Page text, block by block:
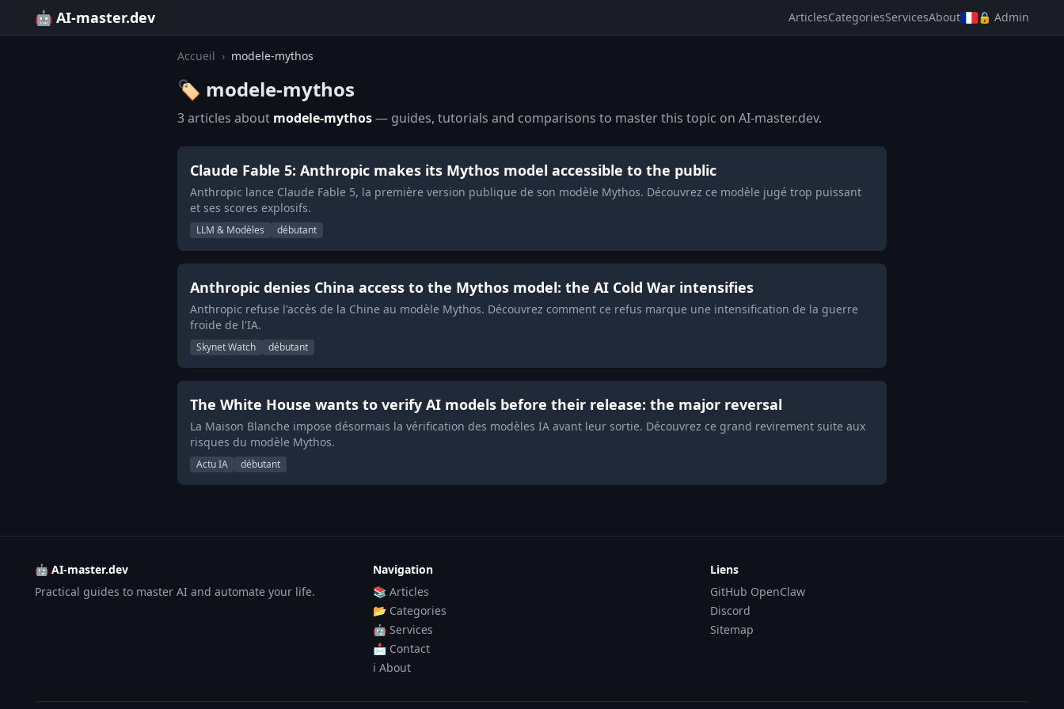
🤖 AI-master.dev ArticlesCategoriesServicesAbout 🔒 Admin
Accueil › modele-mythos
🏷️ modele-mythos
3 articles about modele-mythos— guides, tutorials and comparisons to master this topic on AI-master.dev.
Claude Fable 5: Anthropic makes its Mythos model accessible to the public
Anthropic lance Claude Fable 5, la première version publique de son modèle Mythos. Découvrez ce modèle jugé trop puissant
et ses scores explosifs.
LLM & Modèles débutant
Anthropic denies China access to the Mythos model: the AI Cold War intensifies
Anthropic refuse l'accès de la Chine au modèle Mythos. Découvrez comment ce refus marque une intensification de la guerre
froide de l'IA.
Skynet Watch débutant
The White House wants to verify AI models before their release: the major reversal
La Maison Blanche impose désormais la vérification des modèles IA avant leur sortie. Découvrez ce grand revirement suite aux
risques du modèle Mythos.
Actu IA débutant
🤖 AI-master.dev
Practical guides to master AI and automate your life.
Navigation
📚 Articles
📂 Categories
🤖 Services
📩 Contact
ℹ️ About
Liens
GitHub OpenClaw
Discord
Sitemap